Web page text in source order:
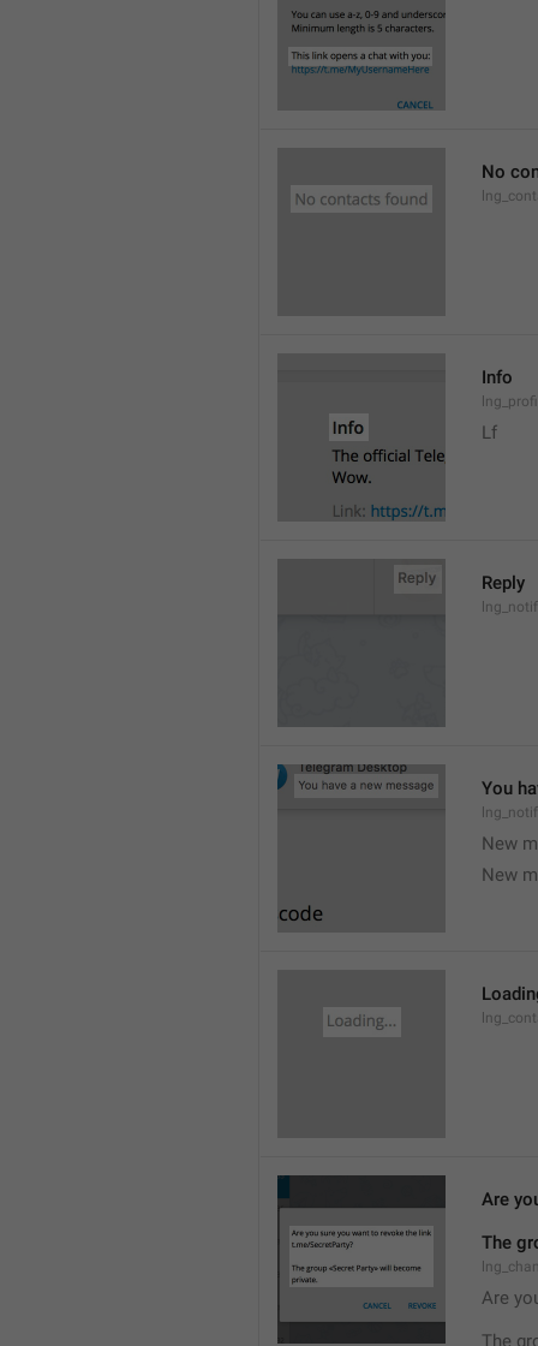
No
Info
Lf
Reply
You
New
New
Are
The
Are
The